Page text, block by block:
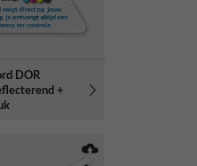
DOR
+